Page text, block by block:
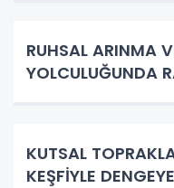
RUHSAL ARINMA
YOLCULUĞUNDA
KUTSAL
KEŞFİYLE